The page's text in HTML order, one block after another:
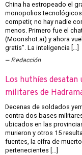
China ha estropeado el
monopolios tecnológicos
competir, no hay nadie
menos. Primero fue el
(Moonshot.ai) y ahora
gratis”. La inteligencia […]
Redacción
Los huthíes desatan
militares de
Decenas de soldados
contra dos bases
ubicados en las
murieron y otros 15
fuentes, la cifra de
pertenecientes […]